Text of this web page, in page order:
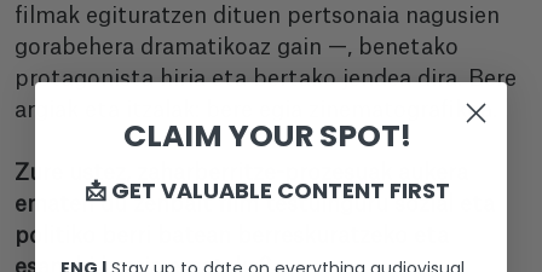
filmak egituratzen dituen pertsonaia nagusien
gorabehera dramatikoaz gain —, benetako
protagonista hiria eta bertako jendea dira. Bere
argiak eta itzalak: bere egia zinematografikoa.
Zure ustez, zaharberritze-prozesuak aukera
ematen du zenbait film testuinguru sozial eta
politiko berri batean berreskuratzeko eta
esanahi berria emateko?
CLAIM YOUR SPOT!
📩 GET VALUABLE CONTENT FIRST